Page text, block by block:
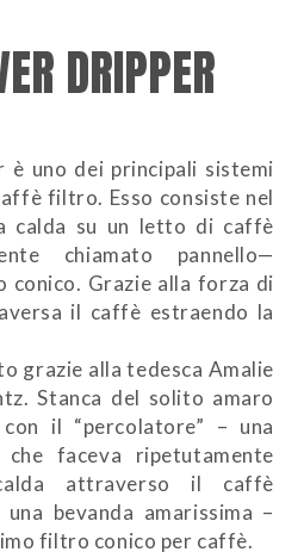
DRIPPER
è uno dei principali sistemi
filtro. Esso consiste nel
calda su un letto di caffè
chiamato pannello—
Grazie alla forza di
il caffè estraendo la
grazie alla tedesca Amalie
Stanca del solito amaro
il “percolatore” – una
faceva ripetutamente
attraverso il caffè
bevanda amarissima –
filtro conico per caffè.